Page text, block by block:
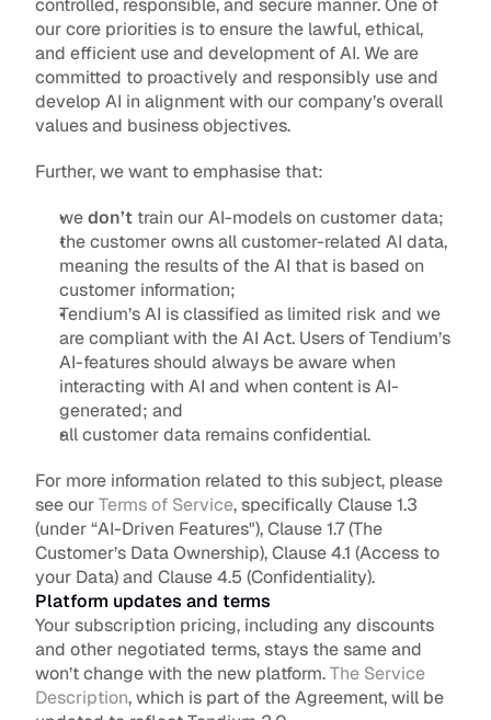
controlled, responsible, and secure manner. One of
our core priorities is to ensure the lawful, ethical,
and efficient use and development of AI. We are
committed to proactively and responsibly use and
develop AI in alignment with our company’s overall
values and business objectives.
Further, we want to emphasise that:
we don’t train our AI-models on customer data;
the customer owns all customer-related AI data,
meaning the results of the AI that is based on
customer information;
Tendium’s AI is classified as limited risk and we
are compliant with the AI Act. Users of Tendium’s
AI-features should always be aware when
interacting with AI and when content is AI-
generated; and
all customer data remains confidential.
For more information related to this subject, please
see our Terms of Service, specifically Clause 1.3
(under “AI-Driven Features"), Clause 1.7 (The
Customer’s Data Ownership), Clause 4.1 (Access to
your Data) and Clause 4.5 (Confidentiality).
Platform updates and terms
Your subscription pricing, including any discounts
and other negotiated terms, stays the same and
won’t change with the new platform. The Service
Description, which is part of the Agreement, will be